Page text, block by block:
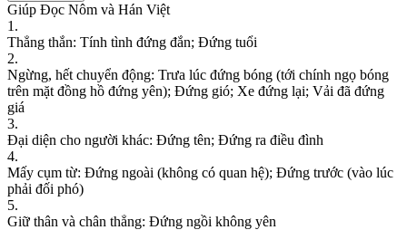
Giúp Đọc Nôm và Hán Việt
1 .
Thẳng thắn: Tính tình đứng đắn; Đứng tuổi
2.
Ngừng, hết chuyển động: Trưa lúc đứng bóng (tới chính ngọ bóng
trên mặt đồng hồ đứng yên); Đứng gió; Xe đứng lại; Vải đã đứng
giá
3.
Đại diện cho người khác: Đứng tên; Đứng ra điều đình
4.
Mấy cụm từ: Đứng ngoài (không có quan hệ); Đứng trước (vào lúc
phải đối phó)
5.
Giữ thân và chân thẳng: Đứng ngồi không yên